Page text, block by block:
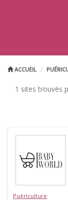
ACCUEIL
1 sites trouvés
Puériculture